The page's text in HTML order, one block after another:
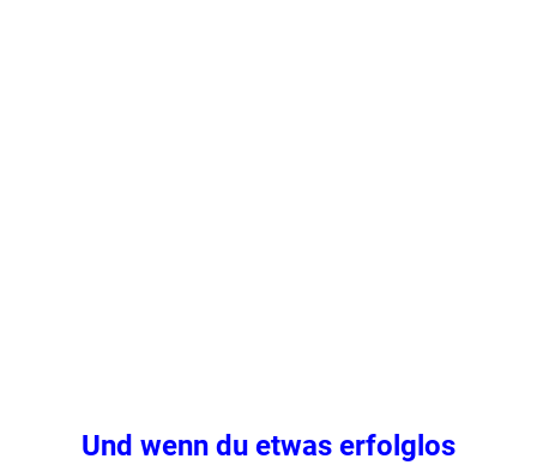
Und wenn du etwas erfolglos